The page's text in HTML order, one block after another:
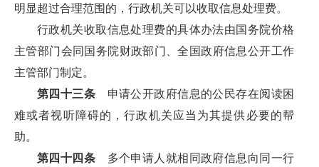
明显超过合理范围的，行政机关可以收取信息处理费。
行政机关收取信息处理费的具体办法由国务院价格
主管部门会同国务院财政部门、全国政府信息公开工作
主管部门制定。
第四十三条 申请公开政府信息的公民存在阅读困
难或者视听障碍的，行政机关应当为其提供必要的帮
助。
第四十四条 多个申请人就相同政府信息向同一行